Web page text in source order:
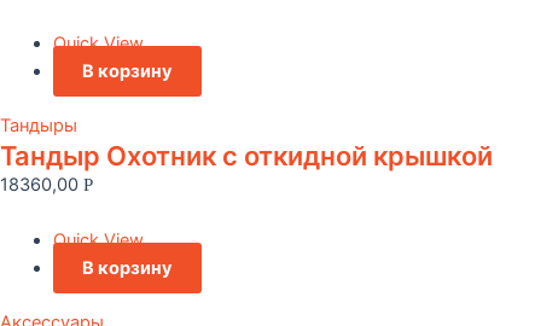
Quick View
В корзину
Тандыры
Тандыр Охотник c откидной крышкой
18360,00 Р
Quick View
В корзину